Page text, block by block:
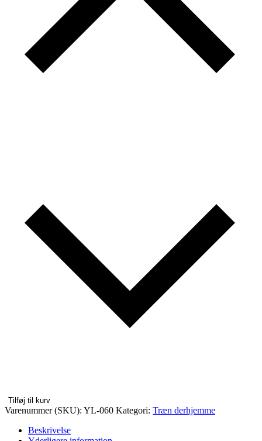
Tilføj til kurv
Varenummer (SKU): YL-060 Kategori: Træn derhjemme
Beskrivelse